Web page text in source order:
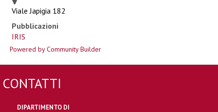
Viale Japigia 182
Pubblicazioni
IRIS
Powered by Community Builder
CONTATTI
DIPARTIMENTO DI